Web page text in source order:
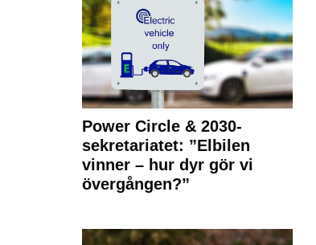
Power Circle & 2030-
sekretariatet: ”Elbilen
vinner – hur dyr gör vi
övergången?”